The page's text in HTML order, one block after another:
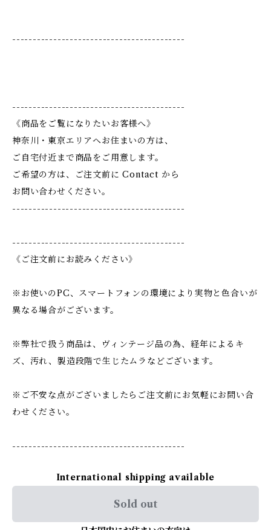
------------------------------------------
------------------------------------------
《商品をご覧になりたいお客様へ》
神奈川・東京エリアへお住まいの方は、
ご自宅付近まで商品をご用意します。
ご希望の方は、ご注文前に Contact から
お問い合わせください。
------------------------------------------
------------------------------------------
《ご注文前にお読みください》
※お使いのPC、スマートフォンの環境により実物と色合いが
異なる場合がございます。
※弊社で扱う商品は、ヴィンテージ品の為、経年によるキ
ズ、汚れ、製造段階で生じたムラなどございます。
※ご不安な点がございましたらご注文前にお気軽にお問い合
わせください。
------------------------------------------
International shipping available
Sold out